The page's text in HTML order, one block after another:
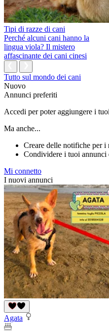
Tipi di razze di cani
Perché alcuni cani hanno la
lingua viola? Il mistero
affascinante dei cani cinesi
Tutto sul mondo dei cani
Nuovo
Annunci preferiti
Accedi per poter aggiungere i
Ma anche...
Creare delle notifiche per
Condividere i tuoi annunci
Mi connetto
I nuovi annunci
Agata